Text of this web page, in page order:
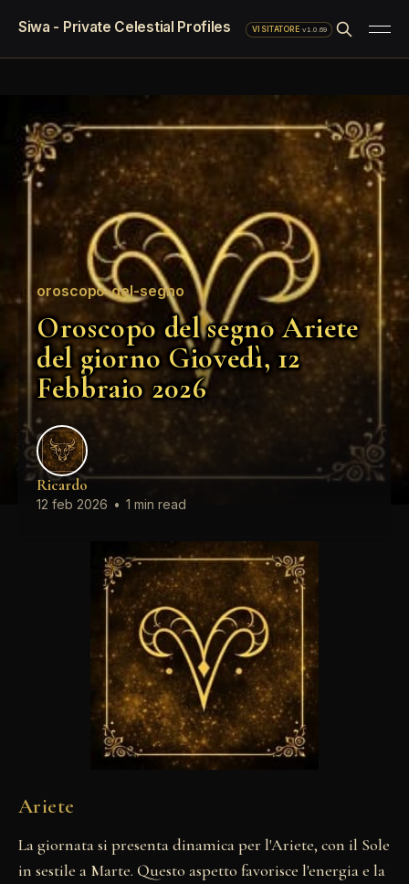
Siwa - Private Celestial Profiles VISITATORE·v1.0.69
oroscopo-del-segno
Oroscopo del segno Ariete
del giorno Giovedì, 12
Febbraio 2026
Ricardo
12 feb 2026 • 1 min read
Ariete
La giornata si presenta dinamica per l'Ariete, con il Sole
in sestile a Marte. Questo aspetto favorisce l'energia e la